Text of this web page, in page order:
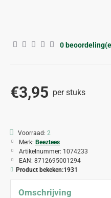
0
€3,95 per stuks
Voorraad: 2
Merk: Beeztees
Artikelnummer: 1074233
EAN: 8712695001294
Product bekeken:1931
Omschrijving